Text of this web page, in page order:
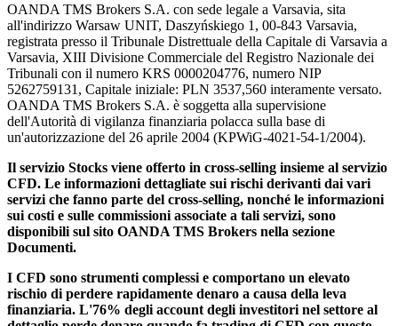
OANDA TMS Brokers S.A. con sede legale a Varsavia, sita
all'indirizzo Warsaw UNIT, Daszyńskiego 1, 00-843 Varsavia,
registrata presso il Tribunale Distrettuale della Capitale di Varsavia a
Varsavia, XIII Divisione Commerciale del Registro Nazionale dei
Tribunali con il numero KRS 0000204776, numero NIP
5262759131, Capitale iniziale: PLN 3537,560 interamente versato.
OANDA TMS Brokers S.A. è soggetta alla supervisione
dell'Autorità di vigilanza finanziaria polacca sulla base di
un'autorizzazione del 26 aprile 2004 (KPWiG-4021-54-1/2004).
Il servizio Stocks viene offerto in cross-selling insieme al servizio
CFD. Le informazioni dettagliate sui rischi derivanti dai vari
servizi che fanno parte del cross-selling, nonché le informazioni
sui costi e sulle commissioni associate a tali servizi, sono
disponibili sul sito OANDA TMS Brokers nella sezione
Documenti.
I CFD sono strumenti complessi e comportano un elevato
rischio di perdere rapidamente denaro a causa della leva
finanziaria. L'76% degli account degli investitori nel settore al